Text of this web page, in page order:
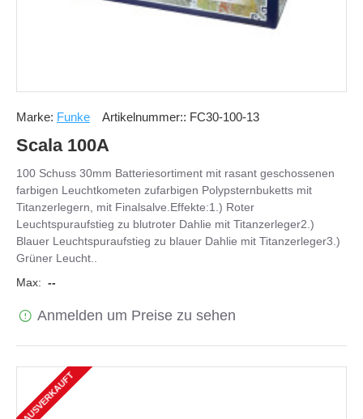
Marke: Funke Artikelnummer:: FC30-100-13
Scala 100A
100 Schuss 30mm Batteriesortiment mit rasant geschossenen
farbigen Leuchtkometen zufarbigen Polypsternbuketts mit
Titanzerlegern, mit Finalsalve.Effekte:1.) Roter
Leuchtspuraufstieg zu blutroter Dahlie mit Titanzerleger2.)
Blauer Leuchtspuraufstieg zu blauer Dahlie mit Titanzerleger3.)
Grüner Leucht..
Max: --
Anmelden um Preise zu sehen
AUSVERKAUFT